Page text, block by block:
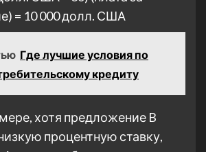
= 10 000 долл. США
Где лучшие условия по
кредиту
хотя предложение B
процентную ставку,